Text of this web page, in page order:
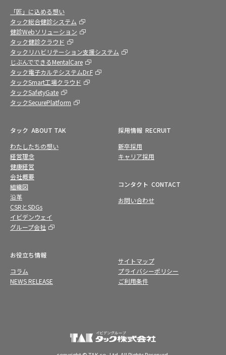
「匠」に込める想い
タック総合健診システム
健診Webソリューション
タック健診クラウド
タックリハビリテーション支援システム
じぶんでできるMentalCare
タック電子カルテシステムDr.F
タックSmart工場クラウド
タックSafetyGate
タックSecurePlatform
タック ABOUT TAK
わたしたちの想い
経営理念
健康経営
会社概要
組織図
沿革
CSRとSDGs
イビデンウェイ
グループ会社
お役立ち情報
コラム
NEWS RELEASE
採用情報 RECRUIT
新卒採用
キャリア採用
コンタクト CONTACT
お問い合わせ
サイトマップ
プライバシーポリシー
ご利用条件